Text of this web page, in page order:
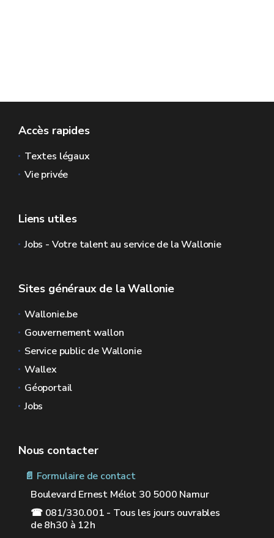
Accès rapides
Textes légaux
Vie privée
Liens utiles
Jobs - Votre talent au service de la Wallonie
Sites généraux de la Wallonie
Wallonie.be
Gouvernement wallon
Service public de Wallonie
Wallex
Géoportail
Jobs
Nous contacter
📄 Formulaire de contact
Boulevard Ernest Mélot 30 5000 Namur
☎ 081/330.001 - Tous les jours ouvrables
de 8h30 à 12h